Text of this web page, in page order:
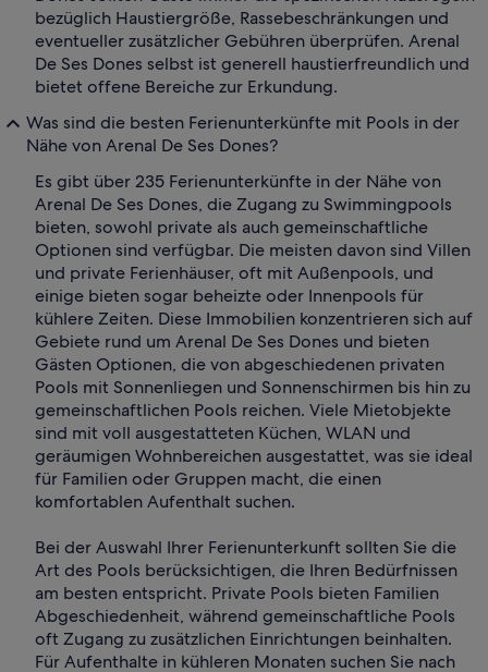
bezüglich Haustiergröße, Rassebeschränkungen und
eventueller zusätzlicher Gebühren überprüfen. Arenal
De Ses Dones selbst ist generell haustierfreundlich und
bietet offene Bereiche zur Erkundung.
Was sind die besten Ferienunterkünfte mit Pools in der
Nähe von Arenal De Ses Dones?
Es gibt über 235 Ferienunterkünfte in der Nähe von
Arenal De Ses Dones, die Zugang zu Swimmingpools
bieten, sowohl private als auch gemeinschaftliche
Optionen sind verfügbar. Die meisten davon sind Villen
und private Ferienhäuser, oft mit Außenpools, und
einige bieten sogar beheizte oder Innenpools für
kühlere Zeiten. Diese Immobilien konzentrieren sich auf
Gebiete rund um Arenal De Ses Dones und bieten
Gästen Optionen, die von abgeschiedenen privaten
Pools mit Sonnenliegen und Sonnenschirmen bis hin zu
gemeinschaftlichen Pools reichen. Viele Mietobjekte
sind mit voll ausgestatteten Küchen, WLAN und
geräumigen Wohnbereichen ausgestattet, was sie ideal
für Familien oder Gruppen macht, die einen
komfortablen Aufenthalt suchen.
Bei der Auswahl Ihrer Ferienunterkunft sollten Sie die
Art des Pools berücksichtigen, die Ihren Bedürfnissen
am besten entspricht. Private Pools bieten Familien
Abgeschiedenheit, während gemeinschaftliche Pools
oft Zugang zu zusätzlichen Einrichtungen beinhalten.
Für Aufenthalte in kühleren Monaten suchen Sie nach